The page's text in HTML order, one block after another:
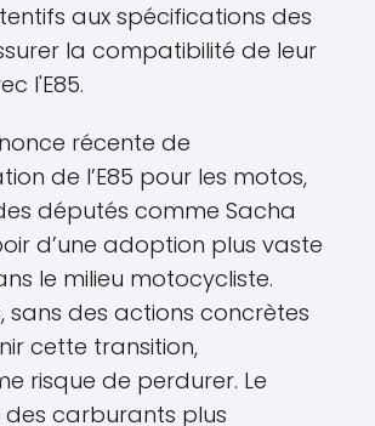
aux spécifications des
la compatibilité de leur
l'E85.
récente de
de l’E85 pour les motos,
députés comme Sacha
d’une adoption plus vaste
le milieu motocycliste.
sans des actions concrètes
cette transition,
risque de perdurer. Le
carburants plus